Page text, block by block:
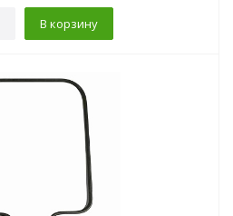
В корзину